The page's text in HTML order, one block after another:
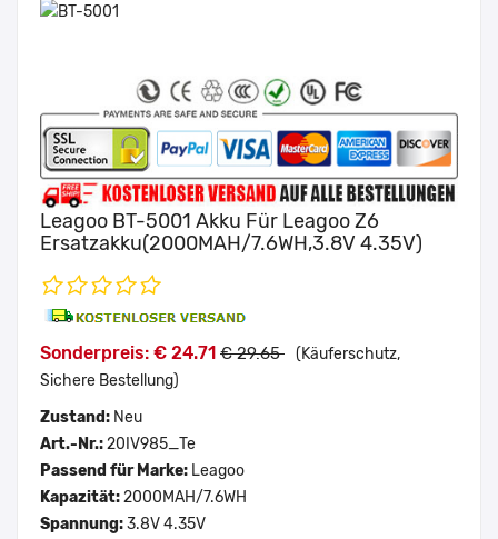
Leagoo BT-5001 Akku Für Leagoo Z6
Ersatzakku(2000MAH/7.6WH,3.8V 4.35V)
Sonderpreis: € 24.71 € 29.65 (Käuferschutz,
Sichere Bestellung)
Zustand: Neu
Art.-Nr.:20IV985_Te
Passend für Marke: Leagoo
Kapazität:2000MAH/7.6WH
Spannung:3.8V 4.35V